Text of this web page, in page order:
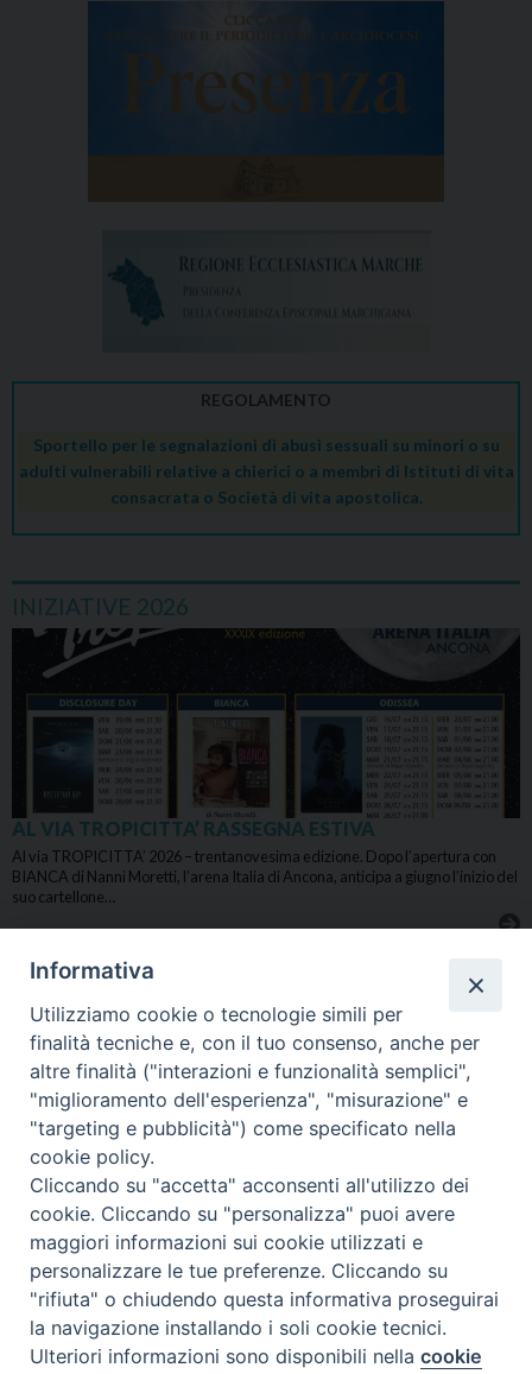
REGOLAMENTO
Sportello per le segnalazioni di abusi sessuali su minori o su
adulti vulnerabili relative a chierici o a membri di Istituti di vita
consacrata o Società di vita apostolica.
INIZIATIVE 2026
AL VIA TROPICITTA’ RASSEGNA ESTIVA
Al via TROPICITTA’ 2026 – trentanovesima edizione. Dopo l’apertura con
BIANCA di Nanni Moretti, l’arena Italia di Ancona, anticipa a giugno l’inizio del
suo cartellone…
ASSISTENZA CAMMINO DI SANTIAGO
CONDIVIDI…
Preferenze Cookie
Informativa
Utilizziamo cookie o tecnologie simili per
finalità tecniche e, con il tuo consenso, anche per
altre finalità ("interazioni e funzionalità semplici",
"miglioramento dell'esperienza", "misurazione" e
"targeting e pubblicità") come specificato nella
cookie policy.
Cliccando su "accetta" acconsenti all'utilizzo dei
cookie. Cliccando su "personalizza" puoi avere
maggiori informazioni sui cookie utilizzati e
personalizzare le tue preferenze. Cliccando su
"rifiuta" o chiudendo questa informativa proseguirai
la navigazione installando i soli cookie tecnici.
Ulteriori informazioni sono disponibili nellacookie